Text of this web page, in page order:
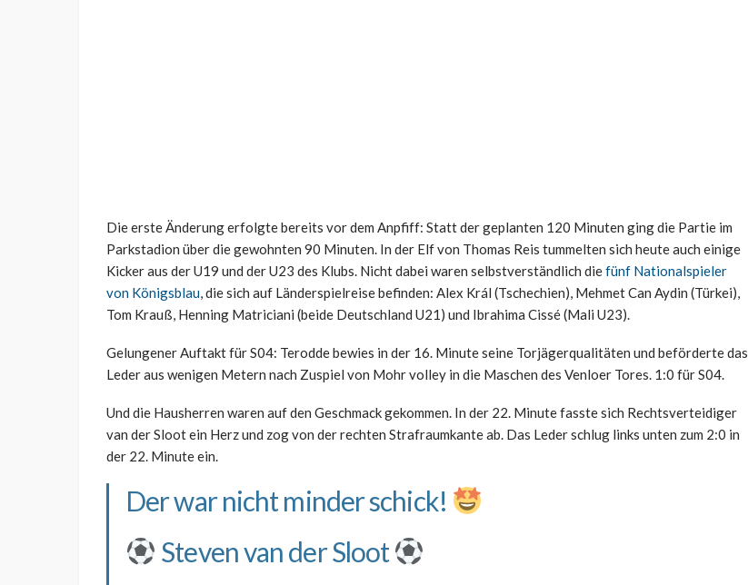
Die erste Änderung erfolgte bereits vor dem Anpfiff: Statt der geplanten 120 Minuten ging die Partie im
Parkstadion über die gewohnten 90 Minuten. In der Elf von Thomas Reis tummelten sich heute auch einige
Kicker aus der U19 und der U23 des Klubs. Nicht dabei waren selbstverständlich diefünf Nationalspieler
von Königsblau, die sich auf Länderspielreise befinden: Alex Král (Tschechien), Mehmet Can Aydin (Türkei),
Tom Krauß, Henning Matriciani (beide Deutschland U21) und Ibrahima Cissé (Mali U23).
Gelungener Auftakt für S04: Terodde bewies in der 16. Minute seine Torjägerqualitäten und beförderte das
Leder aus wenigen Metern nach Zuspiel von Mohr volley in die Maschen des Venloer Tores. 1:0 für S04.
Und die Hausherren waren auf den Geschmack gekommen. In der 22. Minute fasste sich Rechtsverteidiger
van der Sloot ein Herz und zog von der rechten Strafraumkante ab. Das Leder schlug links unten zum 2:0 in
der 22. Minute ein.
Der war nicht minder schick!
Steven van der Sloot